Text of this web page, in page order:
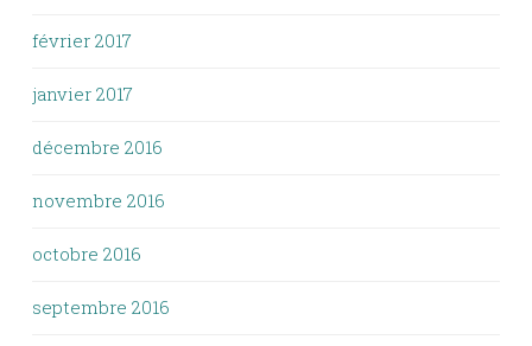
février 2017
janvier 2017
décembre 2016
novembre 2016
octobre 2016
septembre 2016